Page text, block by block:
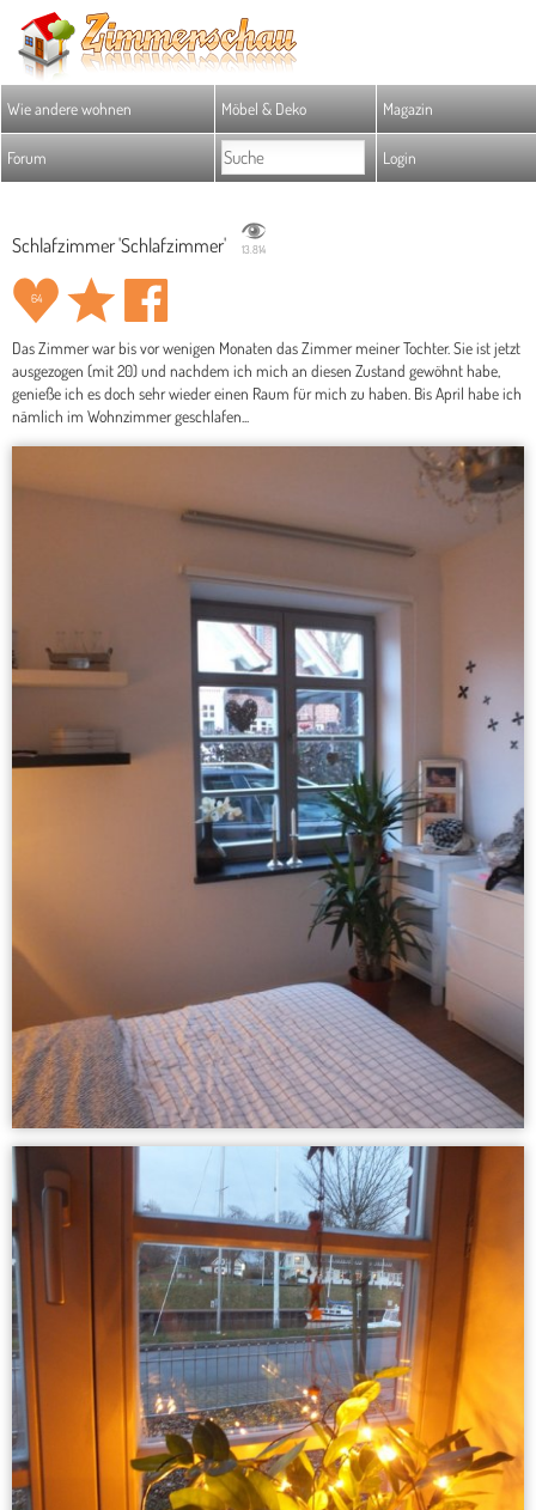
Wie andere wohnen Möbel & Deko Magazin
Forum Login
Schlafzimmer 'Schlafzimmer' 13.814
64
Das Zimmer war bis vor wenigen Monaten das Zimmer meiner Tochter. Sie ist jetzt
ausgezogen (mit 20) und nachdem ich mich an diesen Zustand gewöhnt habe,
genieße ich es doch sehr wieder einen Raum für mich zu haben. Bis April habe ich
nämlich im Wohnzimmer geschlafen...